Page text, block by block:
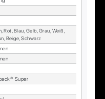
Rot, Blau, Gelb, Grau, Weiß,
Beige, Schwarz
Su­per